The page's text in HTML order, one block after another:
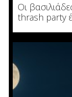
Οι
thrash party